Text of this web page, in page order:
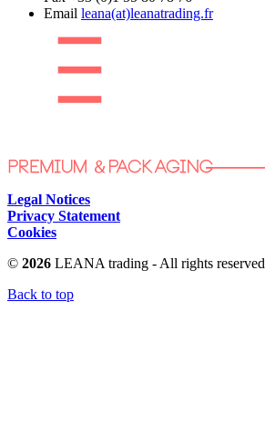
Email leana(at)leanatrading.fr
Legal Notices
Privacy Statement
Cookies
© 2026 LEANA trading - All rights reserved
Back to top